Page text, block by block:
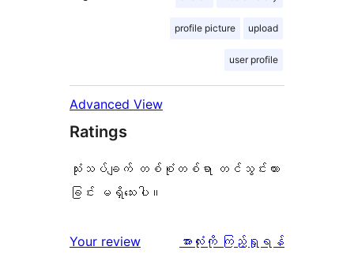
profile picture upload
user profile
Advanced View
Ratings
သုံးသပ်ချက် တစ်စုံတစ်ရာ တင်သွင်းထား
ခြင်း မရှိသေးပါ။
Your review
သုံးသပ်
အားလုံးကို ကြည့်ရှုရန်